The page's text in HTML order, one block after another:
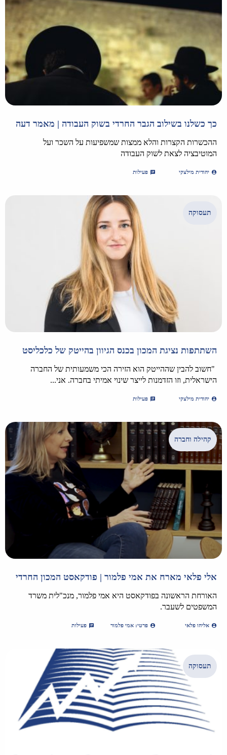
כך כשלנו בשילוב הגבר החרדי בשוק העבודה | מאמר דעה
ההכשרות הקצרות והלא ממצות שמשפיעות על השכר ועל
המוטיבציה לצאת לשוק העבודה
יהודית מילצקי פעילות
השתתפות נציגת המכון בכנס הגיוון בהייטק של כלכליסט
"חשוב להבין שההייטק הוא הזירה הכי משמעותית של החברה
הישראלית, וזו הזדמנות לייצר שינוי אמיתי בחברה. אני...
יהודית מילצקי פעילות
תעסוקה
אלי פלאי מארח את אמי פלמור | פודקאסט המכון החרדי
האורחת הראשונה בפודקאסט היא אמי פלמור, מנכ"לית משרד
המשפטים לשעבר.
אליהו פלאי פרטי: אמי פלמור פעילות
קהילה וחברה
תעסוקה